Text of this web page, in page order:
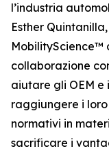
l’industria
Esther
MobilityScience™
collaborazione
aiutare gli OEM
raggiungere i
normativi in
sacrificare i